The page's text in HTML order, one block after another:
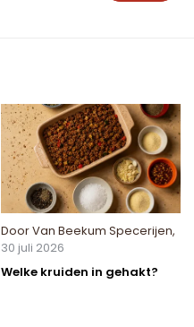
DoorVan Beekum Specerijen,
30 juli 2026
Welke kruiden in gehakt?